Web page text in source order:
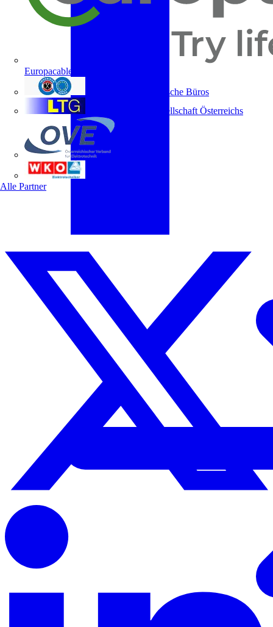
Europacable
Fachverband Technische Büros
Lichttechnische Gesellschaft Österreichs
Alle Partner